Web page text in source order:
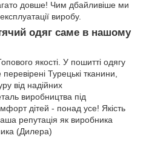
довше! Чим дбайливіше ми
виробу.
одяг саме в нашому
якості. У пошитті одягу
Турецькі тканини,
від надійних
виробництва під
дітей - понад усе! Якість
репутація як виробника
(Дилера)